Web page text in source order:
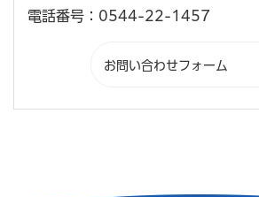
電話番号：0544-22-1457